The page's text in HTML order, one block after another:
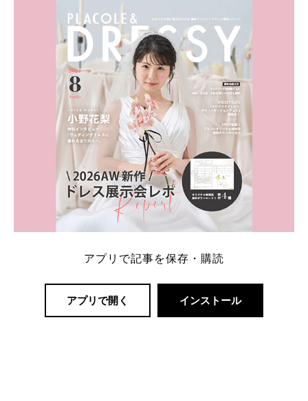
アプリで記事を保存・購読
アプリで開く インストール